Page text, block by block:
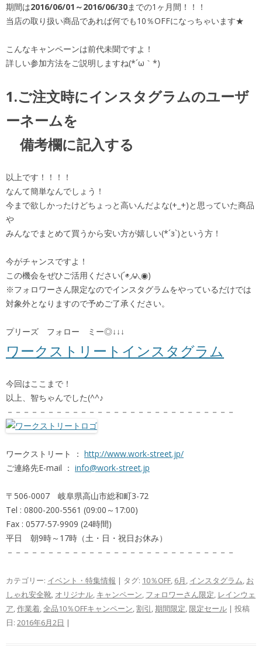
期間は2016/06/01～2016/06/30までの1ヶ月間！！！
当店の取り扱い商品であれば何でも10％OFFになっちゃいます★
こんなキャンペーンは前代未聞ですよ！
詳しい参加方法をご説明しますね(*´ω｀*)
1.ご注文時にインスタグラムのユーザ
ーネームを
備考欄に記入する
以上です！！！！
なんて簡単なんでしょう！
今まで欲しかったけどちょっと高いんだよな(+_+)と思っていた商品
や
みんなでまとめて買うから安い方が嬉しい(*´з`)という方！
今がチャンスですよ！
この機会をぜひご活用ください(´◉◞౪◟◉)
※フォロワーさん限定なのでインスタグラムをやっているだけでは
対象外となりますので予めご了承ください。
プリーズ フォロー ミー◎↓↓↓
ワークストリートインスタグラム
今回はここまで！
以上、智ちゃんでした(^^♪
－－－－－－－－－－－－－－－－－－－－－－－－－－－－
ワークストリート ： http://www.work-street.jp/
ご連絡先E-mail ： info@work-street.jp
〒506-0007 岐阜県高山市総和町3-72
Tel : 0800-200-5561 (09:00～17:00)
Fax : 0577-57-9909 (24時間)
平日 朝9時～17時（土・日・祝日お休み）
－－－－－－－－－－－－－－－－－－－－－－－－－－－－
カテゴリー: イベント・特集情報 | タグ: 10％OFF, 6月 , インスタグラム, お
しゃれ安全靴, オリジナル, キャンペーン, フォロワーさん限定, レインウェ
ア,作業着,全品10％OFFキャンペーン,割引,期間限定,限定セール | 投稿
日: 2016年6月2日 |